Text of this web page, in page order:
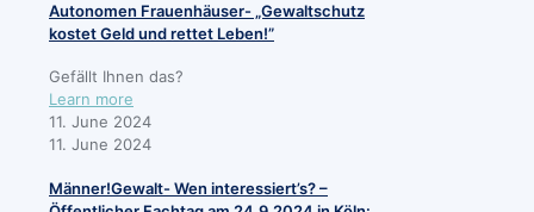
mit
FluxFM
Autonomen Frauenhäuser- „Gewaltschutz
kostet Geld und rettet Leben!”
Gefällt Ihnen das?
Learn more
11. June 2024
11. June 2024
Männer!Gewalt- Wen interessiert’s? –